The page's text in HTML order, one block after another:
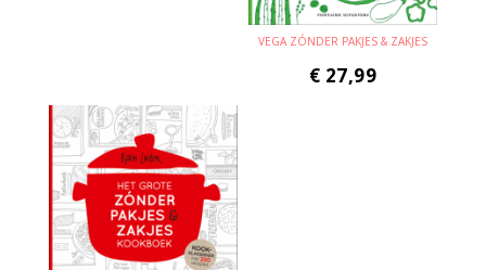
VEGA ZÓNDER PAKJES & ZAKJES
€ 27,99